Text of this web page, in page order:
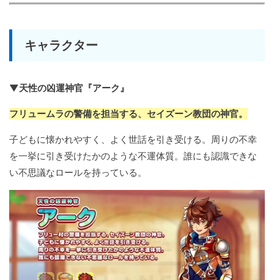
キャラクター
▼天性の凶運神官『アーク』
フリュームラの警備を担当する、セイズーン教団の神官。
子どもに懐かれやすく、よく世話を引き受ける。周りの不幸
を一挙に引き受けたかのような不運体質。誰にも認識できな
い不思議なロールを持っている。